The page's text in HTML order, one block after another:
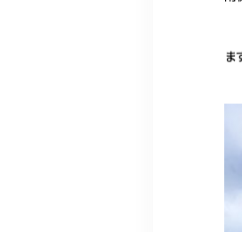
ま